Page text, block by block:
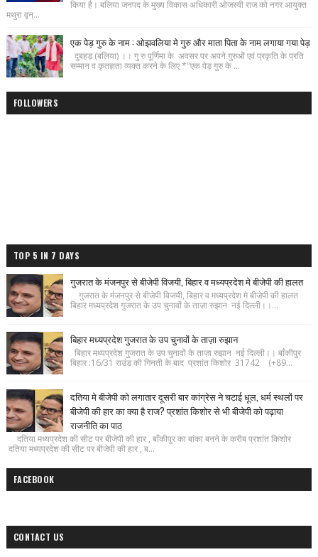
किया है। बलिया जनपद के मुख्य विकास अधिकारी ओजस्वी राज को नगर आयुक्त
मथुरा वृन्...
एक पेड़ गुरु के नाम : ओझवलिया मे गुरु और माता पिता के नाम लगाया गया पेड़
दुबहड़ (बलिया) ।। गु रु पूर्णिमा के अवसर पर अपने गुरुओं एवं प्रकृति के प्रति
सम्मान व कृतज्ञता व्यक्त करने के लिए *"एक पेड़ गुरु के ...
FOLLOWERS
TOP 5 IN 7 DAYS
गुजरात के मंजनपुर से बीजेपी विजयी, बिहार व मध्यप्रदेश मे बीजेपी की हालत
गुजरात के मंजनपुर से बीजेपी विजयी, बिहार व मध्यप्रदेश मे बीजेपी की हालत
बिहार मध्यप्रदेश गुजरात के उप चुनावों के ताज़ा रुझान नई दिल्ली।।...
बिहार मध्यप्रदेश गुजरात के उप चुनावों के ताज़ा रुझान
बिहार मध्यप्रदेश गुजरात के उप चुनावों के ताज़ा रुझान नई दिल्ली।। बाँकीपुर
बिहार :16/31 राउंड की गिनती के बाद प्रशांत किशोर 31742 (+89...
दतिया मे बीजेपी को लगातार दूसरी बार कांग्रेस ने चटाई धूल, धर्म स्थलों पर
बीजेपी की हार का क्या है राज? प्रशांत किशोर से भी बीजेपी को पढ़ाया
राजनीति का पाठ
दतिया मध्यप्रदेश की सीट पर बीजेपी की हार , बाँकीपुर का बांका बनने के करीब प्रशांत किशोर
दतिया मध्यप्रदेश की सीट पर बीजेपी की हार , ब...
FACEBOOK
CONTACT US